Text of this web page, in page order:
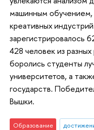
машинным обучением,
креативных
зарегистрировалось
428 человек из
боролись студенты
университетов, а
государств.
Вышки.
Образование